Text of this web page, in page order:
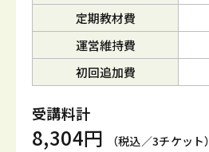
定期教材費
運営維持費
初回追加費
受講料計
8,304円
（税込／3チケット）